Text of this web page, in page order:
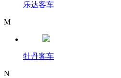
乐达客车
M
牡丹客车
N